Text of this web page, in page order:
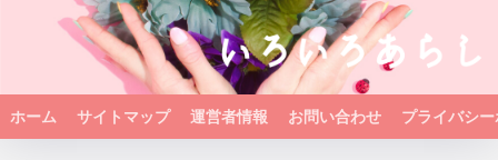
ホーム サイトマップ 運営者情報 お問い合わせ プライバシ